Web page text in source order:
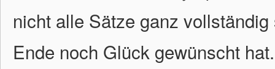
nicht alle Sätze ganz
Ende noch Glück gewünscht hat.